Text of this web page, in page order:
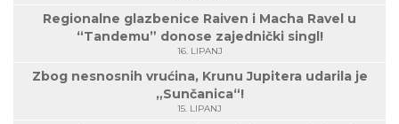
Regionalne glazbenice Raiven i Macha Ravel u
“Tandemu” donose zajednički singl!
16. LIPANJ
Zbog nesnosnih vrućina, Krunu Jupitera udarila je
„Sunčanica“!
15. LIPANJ